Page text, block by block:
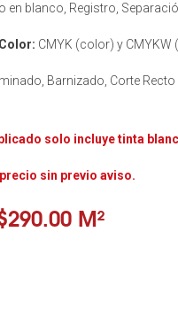
en blanco, Registro,
CMYK (color) y
Barnizado, Corte
solo incluye tinta
sin previo aviso.
M²